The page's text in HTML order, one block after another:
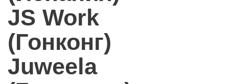
JS Work
(Гонконг)
Juweela